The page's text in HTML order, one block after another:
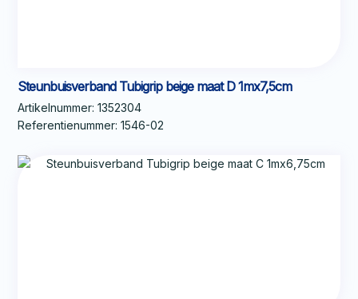
Steunbuisverband Tubigrip beige maat D 1mx7,5cm
Artikelnummer: 1352304
Referentienummer: 1546-02